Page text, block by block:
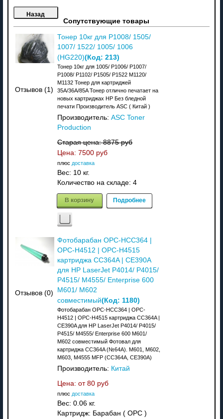
Сопутствующие товары
Отзывов (1)
Тонер 10кг для P1008/ 1505/
1007/ 1522/ 1005/ 1006
(HG220)(Код: 213)
Тонер 10кг для 1005/ P1006/ P1007/
P1008/ P1102/ P1505/ P1522 M1120/
M1132 Тонер для картриджей
35A/36A/85A Тонер отлично печатает на
новых картриджах HP Без бледной
печати Производитель ASC ( Китай )
Производитель: ASC Toner
Production
Старая цена:8875 руб
Цена: 7500 руб
плюс доставка
Вес: 10 кг.
Количество на складе: 4
В корзину Подробнее
Отзывов (0)
Фотобарабан OPC-HCC364 |
OPC-H4512 | OPC-H4515
картриджа CC364A | CE390A
для HP LaserJet P4014/ P4015/
P4515/ M4555/ Enterprise 600
M601/ M602
совместимый(Код: 1180)
Фотобарабан OPC-HCC364 | OPC-
H4512 | OPC-H4515 картриджа CC364A |
CE390A для HP LaserJet P4014/ P4015/
P4515/ M4555/ Enterprise 600 M601/
M602 совместимый Фотовал для
картриджа CC364A (№64A). M601, M602,
M603, M4555 MFP (CC364A, CE390A)
Производитель: Китай
Цена: от 80 руб
плюс доставка
Вес: 0.06 кг.
Картридж: Барабан ( OPC )